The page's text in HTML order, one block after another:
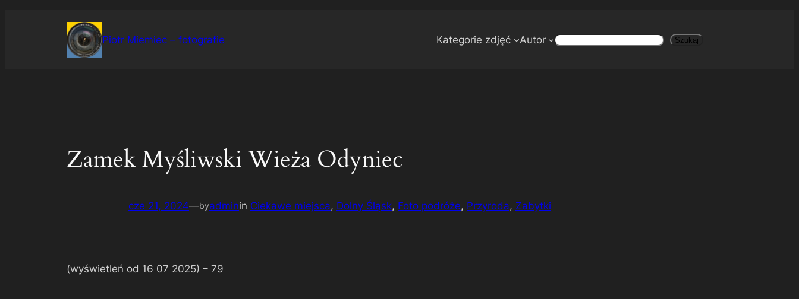
Piotr Miemiec – fotografie Kategorie zdjęć Autor Szukaj Szukaj
Zamek Myśliwski Wieża Odyniec
cze 21, 2024—byadminin Ciekawe miejsca, Dolny Śląsk, Foto podróże, Przyroda, Zabytki
(wyświetleń od 16 07 2025) – 79